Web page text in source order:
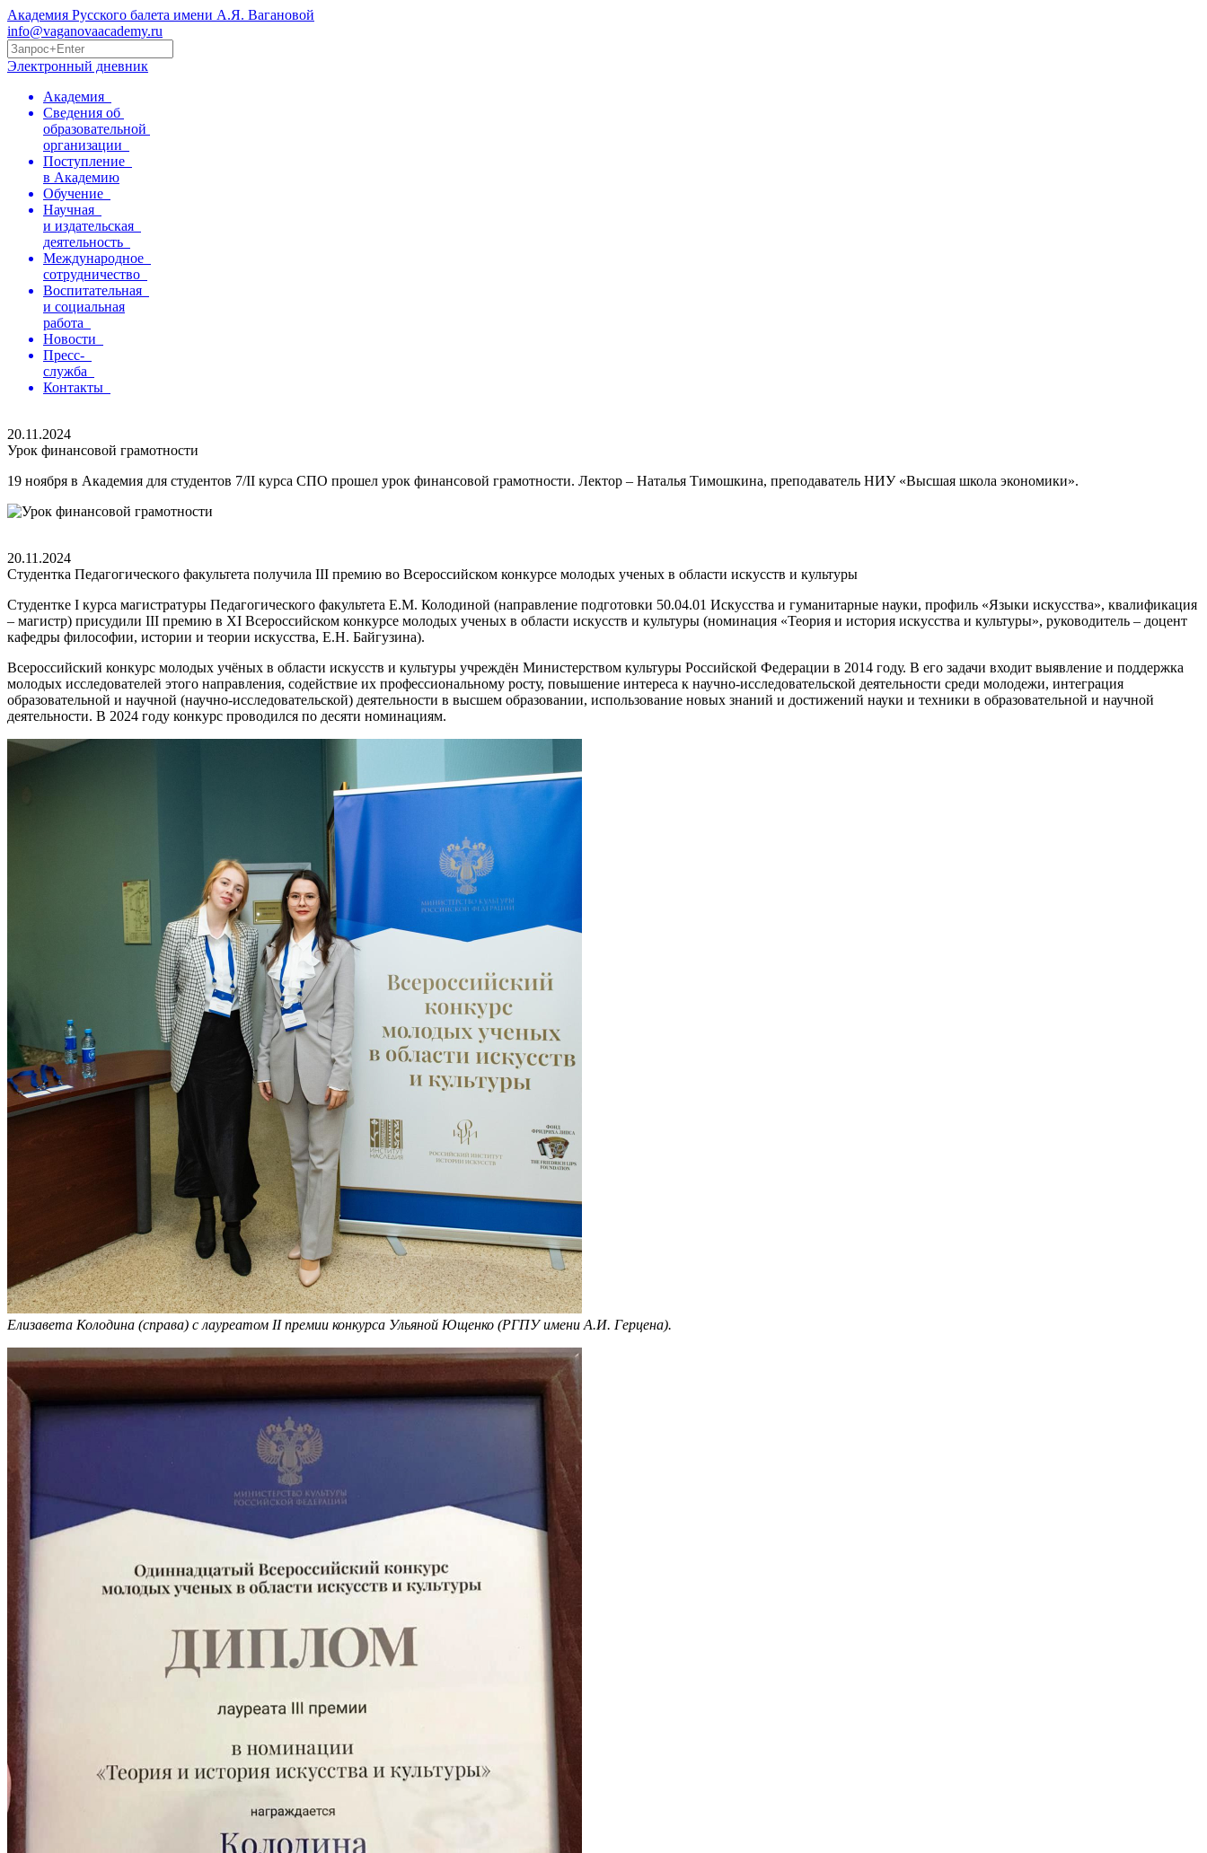
Академия Русского балета имени А.Я. Вагановой
info@vaganovaacademy.ru
Электронный дневник
Академия
Сведения об
образовательной
организации
Поступление
в Академию
Обучение
Научная
и издательская
деятельность
Международное
сотрудничество
Воспитательная
и социальная
работа
Новости
Пресс-
служба
Контакты
20.11.2024
Урок финансовой грамотности
19 ноября в Академия для студентов 7/II курса СПО прошел урок финансовой грамотности. Лектор – Наталья Тимошкина, преподаватель НИУ «Высшая школа экономики».
20.11.2024
Студентка Педагогического факультета получила III премию во Всероссийском конкурсе молодых ученых в области искусств и культуры
Студентке I курса магистратуры Педагогического факультета Е.М. Колодиной (направление подготовки 50.04.01 Искусства и гуманитарные науки, профиль «Языки искусства», квалификация
– магистр) присудили III премию в XI Всероссийском конкурсе молодых ученых в области искусств и культуры (номинация «Теория и история искусства и культуры», руководитель – доцент
кафедры философии, истории и теории искусства, Е.Н. Байгузина).
Всероссийский конкурс молодых учёных в области искусств и культуры учреждён Министерством культуры Российской Федерации в 2014 году. В его задачи входит выявление и поддержка
молодых исследователей этого направления, содействие их профессиональному росту, повышение интереса к научно-исследовательской деятельности среди молодежи, интеграция
образовательной и научной (научно-исследовательской) деятельности в высшем образовании, использование новых знаний и достижений науки и техники в образовательной и научной
деятельности. В 2024 году конкурс проводился по десяти номинациям.
Елизавета Колодина (справа) с лауреатом II премии конкурса Ульяной Ющенко (РГПУ имени А.И. Герцена).